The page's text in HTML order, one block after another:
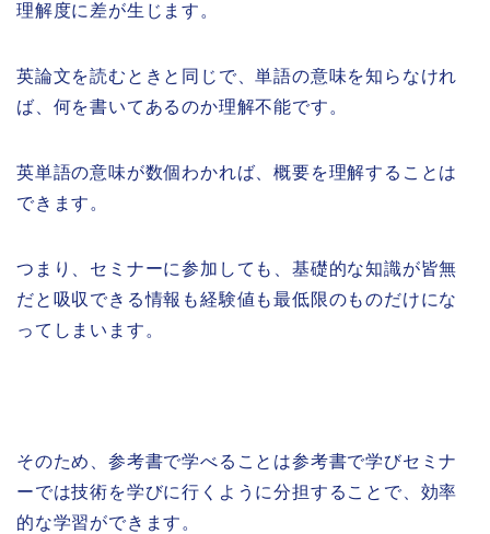
理解度に差が生じます。
英論文を読むときと同じで、単語の意味を知らなけれ
ば、何を書いてあるのか理解不能です。
英単語の意味が数個わかれば、概要を理解することは
できます。
つまり、セミナーに参加しても、基礎的な知識が皆無
だと吸収できる情報も経験値も最低限のものだけにな
ってしまいます。
そのため、参考書で学べることは参考書で学びセミナ
ーでは技術を学びに行くように分担することで、効率
的な学習ができます。